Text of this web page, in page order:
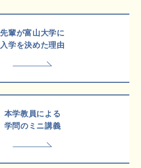
先輩が富山大学に
入学を決めた理由
本学教員による
学問のミニ講義